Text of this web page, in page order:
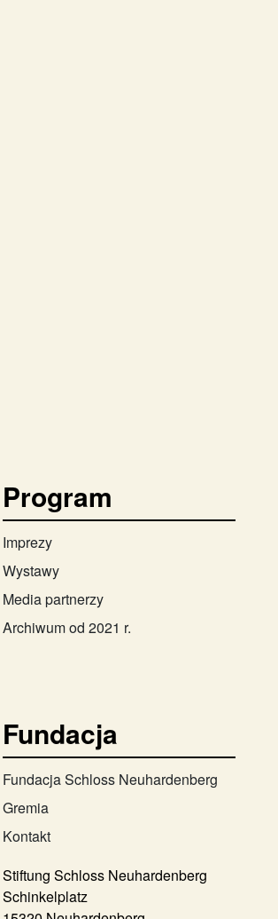
Program
Imprezy
Wystawy
Media partnerzy
Archiwum od 2021 r.
Fundacja
Fundacja Schloss Neuhardenberg
Gremia
Kontakt
Stiftung Schloss Neuhardenberg
Schinkelplatz